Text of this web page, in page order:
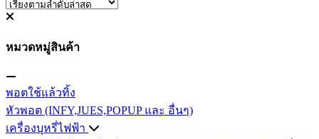
หมวดหมู่สินค้า
พอตใช้แล้วทิ้ง
หัวพอต (INFY,JUES,POPUP และ อื่นๆ)
เครื่องบุหรี่ไฟฟ้า